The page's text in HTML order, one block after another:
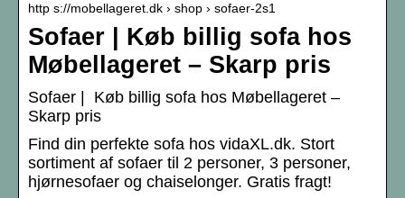
http s://mobellageret.dk › shop › sofaer-2s1
Sofaer | Køb billig sofa hos
Møbellageret – Skarp pris
Sofaer | Køb billig sofa hos Møbellageret –
Skarp pris
Find din perfekte sofa hos vidaXL.dk. Stort
sortiment af sofaer til 2 personer, 3 personer,
hjørnesofaer og chaiselonger. Gratis fragt!